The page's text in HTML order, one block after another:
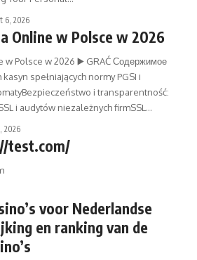
6, 2026
Online w Polsce w 2026
w Polsce w 2026 ▶️ GRAĆ Содержимое
spełniających normy PGSI i
i transparentność:
i audytów niezależnych firmSSL…
2026
test.com/
voor Nederlandse
en ranking van de